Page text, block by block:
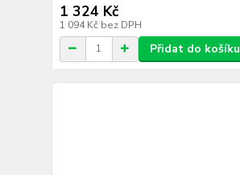
1 324 Kč
1 094 Kč bez DPH
Přidat do košíku